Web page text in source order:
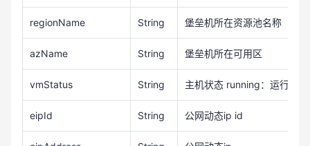
regionName String 堡垒机所在资源池名称
azName String 堡垒机所在可用区
vmStatus String 主机状态 running：运行中
eipId String 公网动态ip id